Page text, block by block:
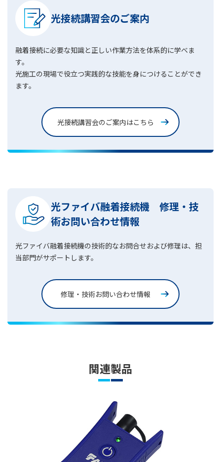
光接続講習会のご案内
融着接続に必要な知識と正しい作業方法を体系的に学べま
す。
光施工の現場で役立つ実践的な技能を身につけることができ
ます。
光接続講習会のご案内はこちら
光ファイバ融着接続機 修理・技
術お問い合わせ情報
光ファイバ融着接続機の技術的なお問合せおよび修理は、担
当部門がサポートします。
修理・技術お問い合わせ情報
関連製品